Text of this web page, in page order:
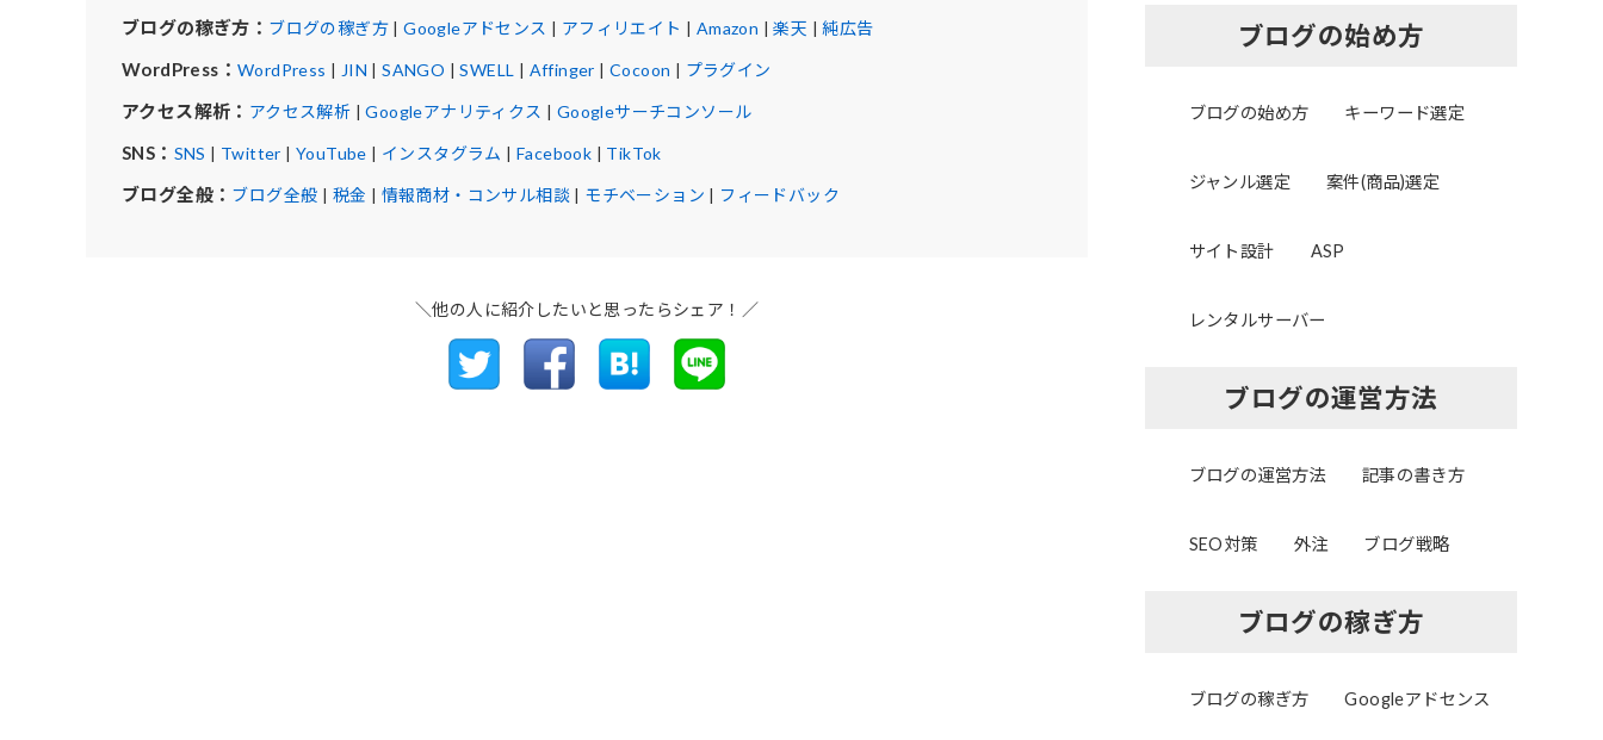
ブログの稼ぎ方： ブログの稼ぎ方 |Googleアドセンス | アフィリエイト | Amazon |楽天 |純広告
WordPress： WordPress | JIN |SANGO |SWELL | Affinger |Cocoon | プラグイン
アクセス解析： アクセス解析 |Googleアナリティクス | Googleサーチコンソール
SNS： SNS | Twitter |YouTube | インスタグラム |Facebook | TikTok
ブログ全般： ブログ全般 | 税金 | 情報商材・コンサル相談 | モチベーション | フィードバック
＼他の人に紹介したいと思ったらシェア！／
ブログの始め方
ブログの始め方 キーワード選定
ジャンル選定 案件(商品)選定
サイト設計 ASP
レンタルサーバー
ブログの運営方法
ブログの運営方法 記事の書き方
SEO対策 外注 ブログ戦略
ブログの稼ぎ方
ブログの稼ぎ方 Googleアドセンス